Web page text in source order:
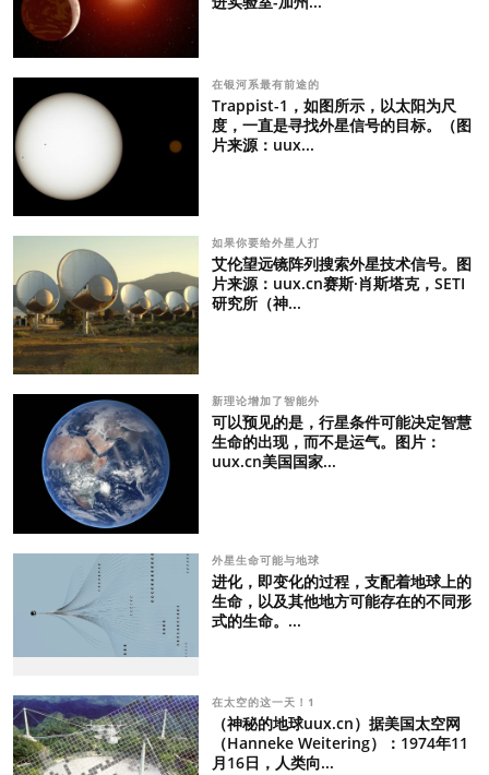
在银河系最有前途的
Trappist-1，如图所示，以太阳为尺
度，一直是寻找外星信号的目标。（图
片来源：uux...
如果你要给外星人打
艾伦望远镜阵列搜索外星技术信号。图
片来源：uux.cn赛斯·肖斯塔克，SETI
研究所（神...
新理论增加了智能外
可以预见的是，行星条件可能决定智慧
生命的出现，而不是运气。图片：
uux.cn美国国家...
外星生命可能与地球
进化，即变化的过程，支配着地球上的
生命，以及其他地方可能存在的不同形
式的生命。...
在太空的这一天！1
（神秘的地球uux.cn）据美国太空网
（Hanneke Weitering）：1974年11
月16日，人类向...